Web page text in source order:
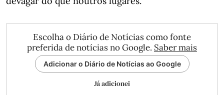
Escolha o Diário de Notícias como fonte
preferida de notícias no Google. Saber mais
Adicionar o Diário de Notícias ao Google
Já adicionei